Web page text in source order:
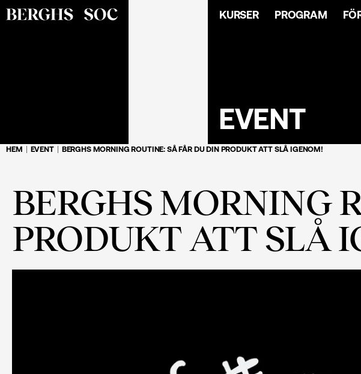
KURSER PROGRAM
EVENT
HEM EVENT BERGHS MORNING ROUTINE: SÅ FÅR DU DIN PRODUKT ATT SLÅ IGENOM!
BERGHS MORNING
PRODUKT ATT SLÅ